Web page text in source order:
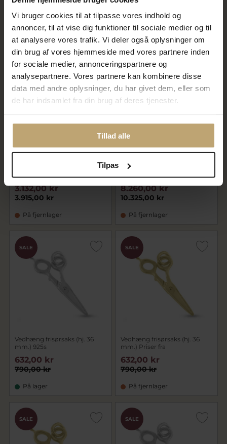
Vi bruger cookies til at tilpasse vores indhold og
annoncer, til at vise dig funktioner til sociale medier og til
at analysere vores trafik. Vi deler også oplysninger om
din brug af vores hjemmeside med vores partnere inden
for sociale medier, annonceringspartnere og
analysepartnere. Vores partnere kan kombinere disse
data med andre oplysninger, du har givet dem, eller som
de har indsamlet fra din brug af deres tjenester.
Tillad alle
Tilpas
Sølv+14 kt.
3.640,00 kr
2.912,00 kr
På fjernlager
575,00 kr
460,00 kr
På fjernlager
SALE
Vedhæng frisørsaks og kam
(hj. 16 mm.) 14 kt. hvg.
3.915,00 kr
3.132,00 kr
På fjernlager
SALE
Vedhæng frisørsaks (hj. 56
mm.) Priser FRA
10.325,00 kr
8.260,00 kr
På fjernlager
SALE
Vedhæng frisørsaks (hj. 36
mm.) 925s
790,00 kr
632,00 kr
På lager
SALE
Vedhæng frisørsaks (hj. 36
mm.) Priser fra
790,00 kr
632,00 kr
På fjernlager
SALE SALE